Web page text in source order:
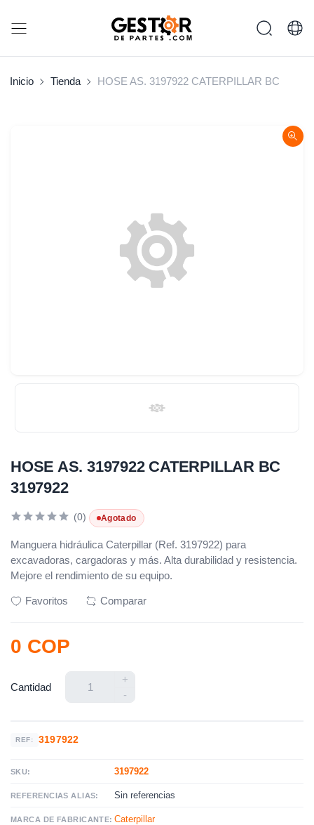
Inicio Tienda HOSE AS. 3197922 CATERPILLAR BC
HOSE AS. 3197922 CATERPILLAR BC
3197922
(0) Agotado
Manguera hidráulica Caterpillar (Ref. 3197922) para
excavadoras, cargadoras y más. Alta durabilidad y resistencia.
Mejore el rendimiento de su equipo.
Favoritos Comparar
0 COP
Cantidad
+
-
REF: 3197922
SKU: 3197922
REFERENCIAS ALIAS: Sin referencias
MARCA DE FABRICANTE: Caterpillar